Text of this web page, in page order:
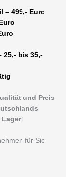
– 499,- Euro
25,- bis 35,-
und Preis
Lager!
für Sie